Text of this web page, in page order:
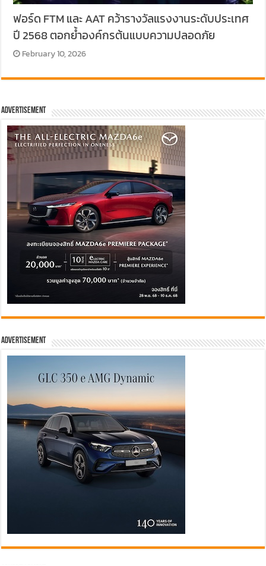
ฟอร์ด FTM และ AAT คว้ารางวัลแรงงานระดับประเทศ
ปี 2568 ตอกย้ำองค์กรต้นแบบความปลอดภัย
February 10, 2026
Advertisement
Advertisement